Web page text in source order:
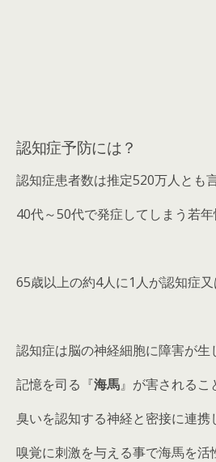
認知症予防には？
認知症患者数は推定520万人とも言
40代～50代で発症してしまう若年
65歳以上の約4人に1人が認知症又
認知症は脳の神経細胞に障害が生
記憶を司る『海馬』が害されるこ
臭いを認知する神経と密接に連携
嗅覚に刺激を与える事で海馬を活